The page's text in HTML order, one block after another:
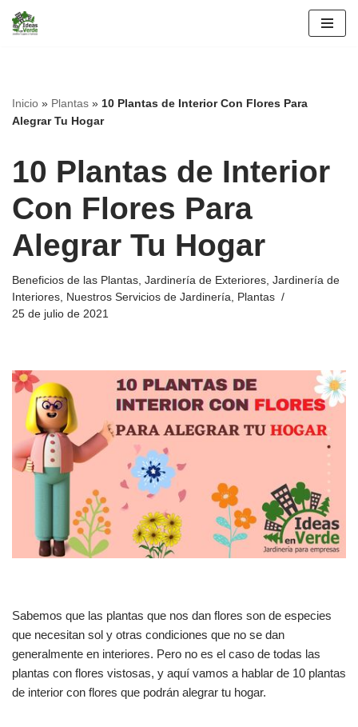
Inicio » Plantas » 10 Plantas de Interior Con Flores Para
Alegrar Tu Hogar
10 Plantas de Interior
Con Flores Para
Alegrar Tu Hogar
Beneficios de las Plantas Jardinería de Exteriores Jardinería de
Interiores Nuestros Servicios de Jardinería
Plantas
25 de julio de 2021
Sabemos que las plantas que nos dan flores son de especies
que necesitan sol y otras condiciones que no se dan
generalmente en interiores. Pero no es el caso de todas las
plantas con flores vistosas, y aquí vamos a hablar de 10 plantas
de interior con flores que podrán alegrar tu hogar.